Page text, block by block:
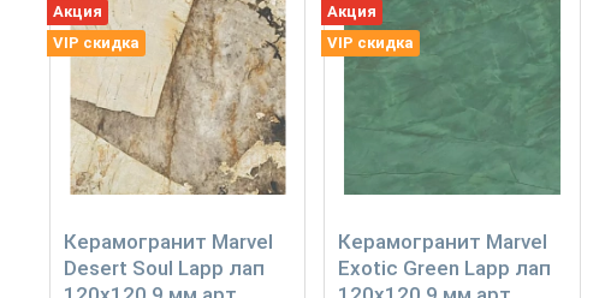
Керамогранит Marvel
Desert Soul Lapp лап
Акция
VIP скидка
Керамогранит Marvel
Exotic Green Lapp лап
Акция
VIP скидка